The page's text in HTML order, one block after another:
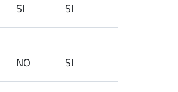
SI SI
NO SI